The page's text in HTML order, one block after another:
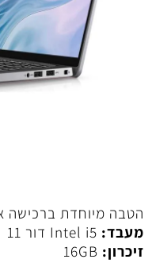
הטבה מיוחדת ברכישה
מעבד:
זיכרון: